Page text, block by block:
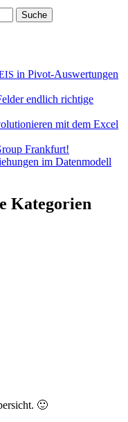
in Pivot-Auswertungen
endlich richtige
mit dem Excel
Frankfurt!
im Datenmodell
Kategorien
🙂